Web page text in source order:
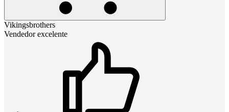
Vikingsbrothers
Vendedor excelente